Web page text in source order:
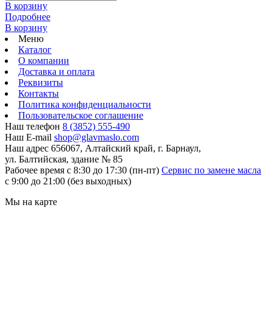
В корзину
Подробнее
В корзину
Меню
Каталог
О компании
Доставка и оплата
Реквизиты
Контакты
Политика конфиденциальности
Пользовательское соглашение
Наш телефон 8 (3852) 555-490
Наш E-mail shop@glavmaslo.com
Наш адрес 656067, Алтайский край, г. Барнаул,
ул. Балтийская, здание № 85
Рабочее время с 8:30 до 17:30 (пн-пт) Сервис по замене масла
с 9:00 до 21:00 (без выходных)
Мы на карте